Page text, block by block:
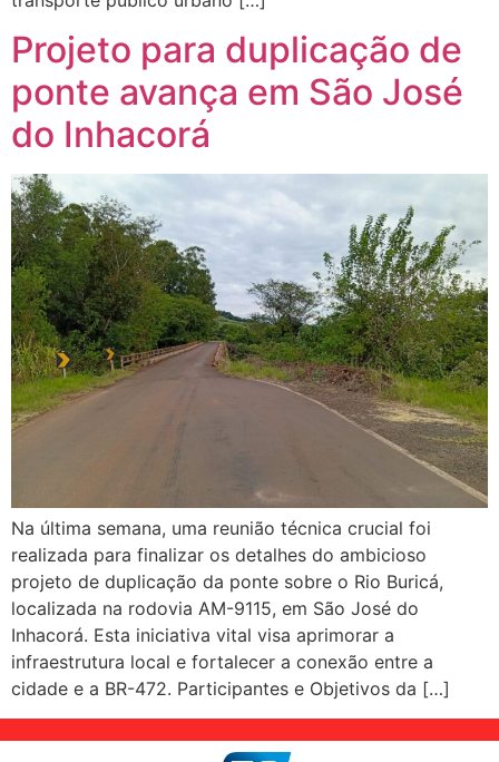
Projeto para duplicação de
ponte avança em São José
do Inhacorá
Na última semana, uma reunião técnica crucial foi
realizada para finalizar os detalhes do ambicioso
projeto de duplicação da ponte sobre o Rio Buricá,
localizada na rodovia AM-9115, em São José do
Inhacorá. Esta iniciativa vital visa aprimorar a
infraestrutura local e fortalecer a conexão entre a
cidade e a BR-472. Participantes e Objetivos da […]